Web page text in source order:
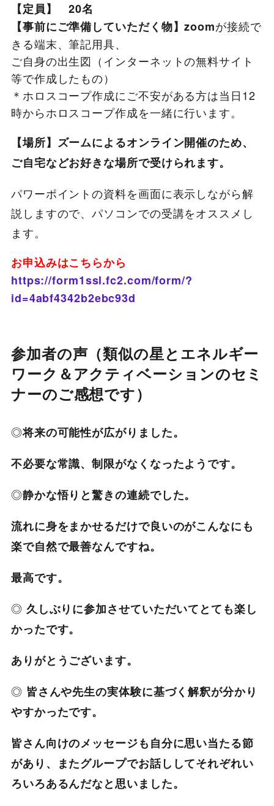
【定員】 20名
【事前にご準備していただく物】zoomが接続で
きる端末、筆記用具、
ご自身の出生図（インターネットの無料サイト
等で作成したもの）
＊ホロスコープ作成にご不安がある方は当日12
時からホロスコープ作成を一緒に行います。
【場所】ズームによるオンライン開催のため、
ご自宅などお好きな場所で受けられます。
パワーポイントの資料を画面に表示しながら解
説しますので、パソコンでの受講をオススメし
ます。
お申込みはこちらから
https://form1ssl.fc2.com/form/?
id=4abf4342b2ebc93d
参加者の声（類似の星とエネルギー
ワーク＆アクティベーションのセミ
ナーのご感想です）
◎将来の可能性が広がりました。
不必要な常識、制限がなくなったようです。
◎静かな悟りと驚きの連続でした。
流れに身をまかせるだけで良いのがこんなにも
楽で自然で最善なんですね。
最高です。
◎ 久しぶりに参加させていただいてとても楽し
かったです。
ありがとうございます。
◎ 皆さんや先生の実体験に基づく解釈が分かり
やすかったです。
皆さん向けのメッセージも自分に思い当たる節
があり、またグループでお話ししてそれぞれい
ろいろあるんだなと思いました。